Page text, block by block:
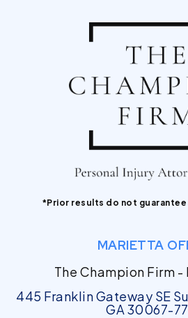
*Prior results do not
MARIETTA
The Champion Firm -
445 Franklin Gateway SE
GA 30067-